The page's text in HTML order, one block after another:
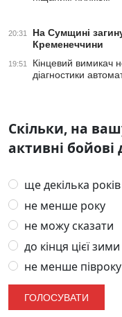
20:31
На Сумщині
Кременеччини
19:51
Кінцевий вимикач
діагностики
Скільки, на
активні бойові
ще декілька років
не менше року
не можу сказати
до кінця цієї зими
не менше півроку